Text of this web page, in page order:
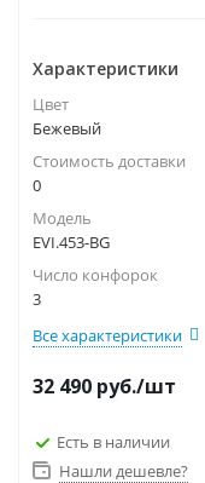
Характеристики
Цвет
Бежевый
Стоимость доставки
0
Модель
EVI.453-BG
Число конфорок
3
Все характеристики
32 490 руб./шт
Есть в наличии
Нашли дешевле?